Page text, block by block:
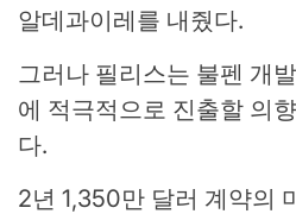
알데과이레를 내줬다.
그러나 필리스는 불펜 개
에 적극적으로 진출할 의
다.
2년 1,350만 달러 계약의